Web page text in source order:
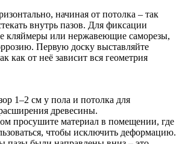
начиная от потолка – так
внутрь пазов. Для фиксации
кляймеры или нержавеющие саморезы,
Первую доску выставляйте
как от неё зависит вся геометрия
1–2 см у пола и потолка для
древесины.
просушите материал в помещении, где
чтобы исключить деформацию.